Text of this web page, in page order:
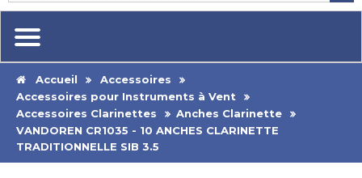
Accueil
Accessoires
Accessoires pour Instruments à Vent
Accessoires Clarinettes
Anches Clarinette
VANDOREN CR1035 - 10 ANCHES CLARINETTE
TRADITIONNELLE SIB 3.5